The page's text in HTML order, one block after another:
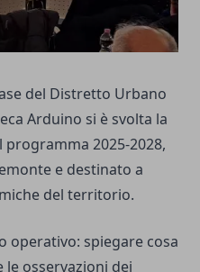
del Distretto Urbano
Arduino si è svolta la
2025-2028,
e destinato a
del territorio.
operativo: spiegare cosa
osservazioni dei